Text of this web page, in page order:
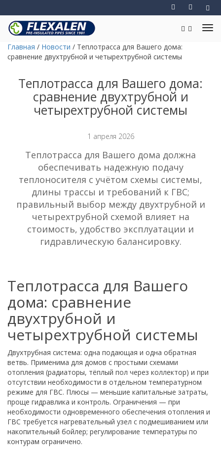
Главная / Новости / Теплотрасса для Вашего дома:
сравнение двухтрубной и четырехтрубной системы
Теплотрасса для Вашего дома:
сравнение двухтрубной и
четырехтрубной системы
1 апреля 2026
Теплотрасса для Вашего дома должна
обеспечивать надежную подачу
теплоносителя с учётом схемы системы,
длины трассы и требований к ГВС;
правильный выбор между двухтрубной и
четырехтрубной схемой влияет на
стоимость, удобство эксплуатации и
гидравлическую балансировку.
Теплотрасса для Вашего
дома: сравнение
двухтрубной и
четырехтрубной системы
Двухтрубная система: одна подающая и одна обратная
ветвь. Применима для домов с простыми схемами
отопления (радиаторы, тёплый пол через коллектор) и при
отсутствии необходимости в отдельном температурном
режиме для ГВС. Плюсы — меньшие капитальные затраты,
проще гидравлика и контроль. Ограничения — при
необходимости одновременного обеспечения отопления и
ГВС требуется нагревательный узел с подмешиванием или
накопительный бойлер; регулирование температуры по
контурам ограничено.